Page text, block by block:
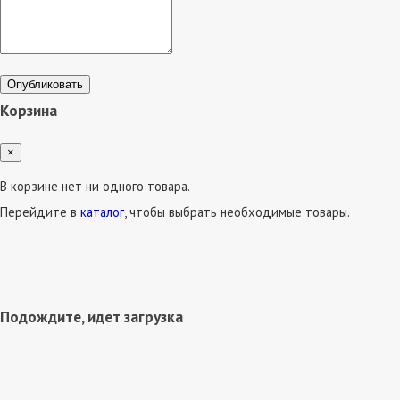
Опубликовать
Корзина
×
В корзине нет ни одного товара.
Перейдите в каталог, чтобы выбрать необходимые товары.
Подождите, идет загрузка